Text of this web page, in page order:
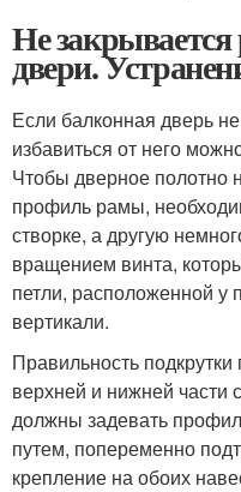
Не
двери.
Если балконная дверь
избавиться от него
Чтобы дверное полотно
профиль рамы,
створке, а другую
вращением винта,
петли, расположенной у
вертикали.
Правильность
верхней и нижней части
должны задевать
путем, попеременно
крепление на обоих